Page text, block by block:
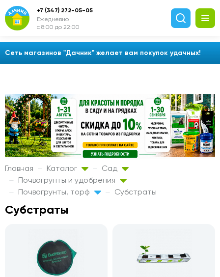
Сеть магазинов "Дачник" желает вам покупок удачных!
+7 (347) 272-05-05
Ежедневно
с 8:00 до 22:00
Главная Каталог
Сад
Почвогрунты и удобрения
Почвогрунты, торф
Субстраты
Субстраты